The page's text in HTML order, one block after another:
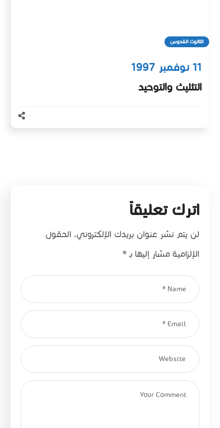
الثالوث القدوس
11 نوفمبر 1997
التثليث والتوحيد
اترك تعليقاً
لن يتم نشر عنوان بريدك الإلكتروني. الحقول
الإلزامية مشار إليها بـ*